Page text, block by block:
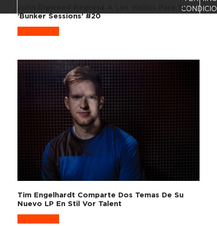
John Digweed Regresa A Los Vinilos Para Su
‘Bunker Sessions’ #20
Tim Engelhardt Comparte Dos Temas De Su
Nuevo LP En Stil Vor Talent